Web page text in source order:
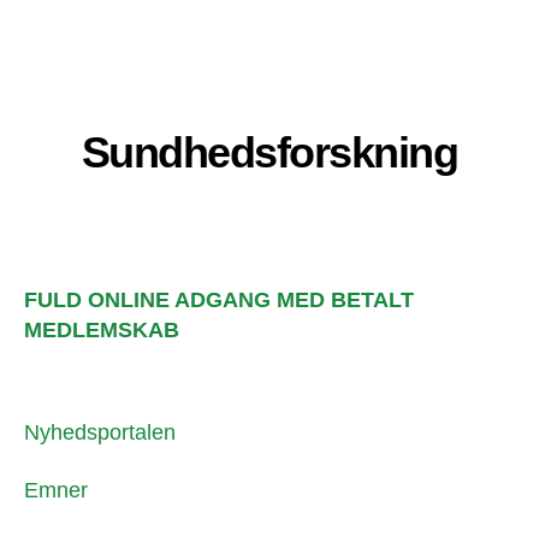
Sundhedsforskning
FULD ONLINE ADGANG MED BETALT
MEDLEMSKAB
Nyhedsportalen
Emner